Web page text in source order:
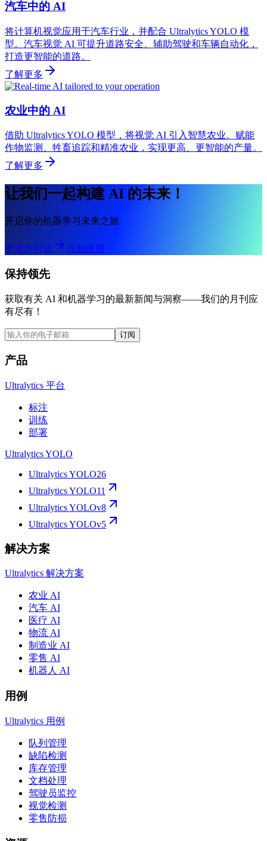
汽车中的 AI
将计算机视觉应用于汽车行业，并配合 Ultralytics YOLO 模
型。汽车视觉 AI 可提升道路安全、辅助驾驶和车辆自动化，
打造更智能的道路。
了解更多
农业中的 AI
借助 Ultralytics YOLO 模型，将视觉 AI 引入智慧农业。赋能
作物监测、牲畜追踪和精准农业，实现更高、更智能的产量。
了解更多
让我们一起构建 AI 的未来！
开启你的机器学习未来之旅
申请许可证 开始使用
保持领先
获取有关 AI 和机器学习的最新新闻与洞察——我们的月刊应
有尽有！
订阅
产品
Ultralytics 平台
标注
训练
部署
Ultralytics YOLO
Ultralytics YOLO26
Ultralytics YOLO11
Ultralytics YOLOv8
Ultralytics YOLOv5
解决方案
Ultralytics 解决方案
农业 AI
汽车 AI
医疗 AI
物流 AI
制造业 AI
零售 AI
机器人 AI
用例
Ultralytics 用例
队列管理
缺陷检测
库存管理
文档处理
驾驶员监控
视觉检测
零售防损